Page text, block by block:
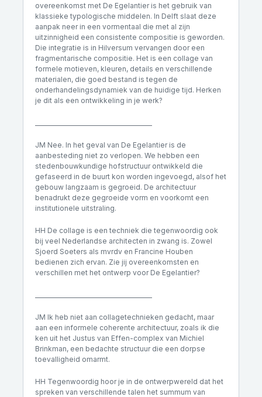
overeenkomst met De Egelantier is het gebruik van
klassieke typologische middelen. In Delft slaat deze
aanpak neer in een vormentaal die met al zijn
uitzinnigheid een consistente compositie is geworden.
Die integratie is in Hilversum vervangen door een
fragmentarische compositie. Het is een collage van
formele motieven, kleuren, details en verschillende
materialen, die goed bestand is tegen de
onderhandelingsdynamiek van de huidige tijd. Herken
je dit als een ontwikkeling in je werk?
JM Nee. In het geval van De Egelantier is de
aanbesteding niet zo verlopen. We hebben een
stedenbouwkundige hofstructuur ontwikkeld die
gefaseerd in de buurt kon worden ingevoegd, alsof het
gebouw langzaam is gegroeid. De architectuur
benadrukt deze gegroeide vorm en voorkomt een
institutionele uitstraling.
HH De collage is een techniek die tegenwoordig ook
bij veel Nederlandse architecten in zwang is. Zowel
Sjoerd Soeters als mvrdv en Francine Houben
bedienen zich ervan. Zie jij overeenkomsten en
verschillen met het ontwerp voor De Egelantier?
JM Ik heb niet aan collagetechnieken gedacht, maar
aan een informele coherente architectuur, zoals ik die
ken uit het Justus van Effen-complex van Michiel
Brinkman, een bedachte structuur die een dorpse
toevalligheid omarmt.
HH Tegenwoordig hoor je in de ontwerpwereld dat het
spreken van verschillende talen het summum van